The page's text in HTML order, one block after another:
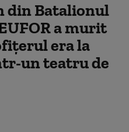
din Batalionul
a murit
era la
un teatru de